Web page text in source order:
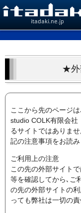
itadaki.ne.jp
★外
ここから先のページ
studio COLK有限会社
るサイトではありま
記の注意事項をお読み
ご利用上の注意
この先の外部サイト
等を確認してから､ご
の先の外部サイトの
っても弊社は一切の責